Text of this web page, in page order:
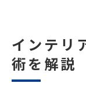
インテリ
術を解説